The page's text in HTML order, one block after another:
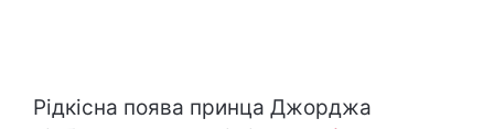
Рідкісна поява принца Джорджа